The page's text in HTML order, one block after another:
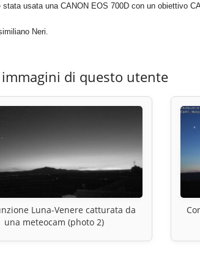
stata usata una CANON EOS 700D con un obiettivo
Neri.
di questo utente
Luna-Venere catturata da
una meteocam (photo 2)